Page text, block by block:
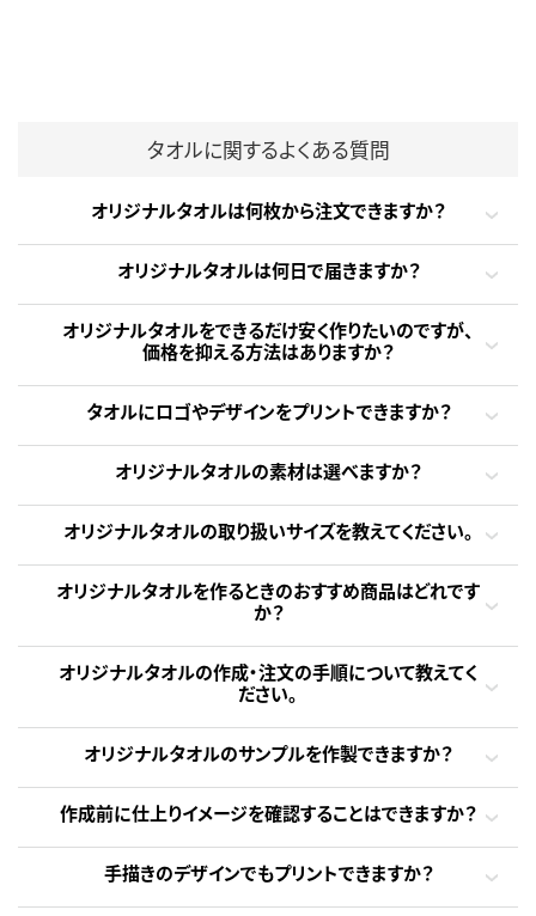
タオルに関するよくある質問
オリジナルタオルは何枚から注文できますか？
オリジナルタオルは何日で届きますか？
オリジナルタオルをできるだけ安く作りたいのですが、
価格を抑える方法はありますか？
タオルにロゴやデザインをプリントできますか？
オリジナルタオルの素材は選べますか？
オリジナルタオルの取り扱いサイズを教えてください。
オリジナルタオルを作るときのおすすめ商品はどれです
か？
オリジナルタオルの作成・注文の手順について教えてく
ださい。
オリジナルタオルのサンプルを作製できますか？
作成前に仕上りイメージを確認することはできますか？
手描きのデザインでもプリントできますか？